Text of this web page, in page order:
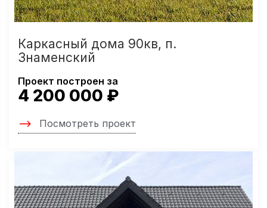
Каркасный дома 90кв, п.
Знаменский
Проект построен за
4 200 000 ₽
Посмотреть проект